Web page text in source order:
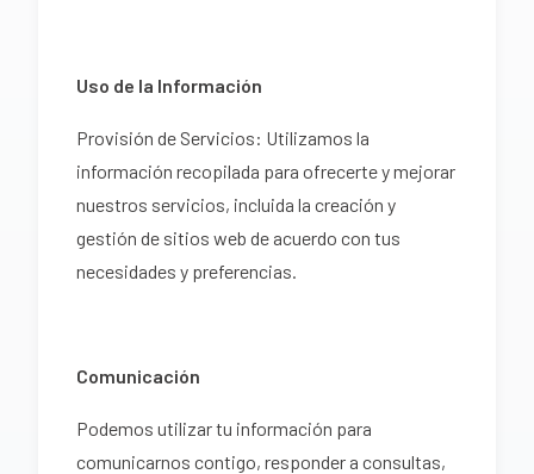
Uso de la Información
Provisión de Servicios: Utilizamos la
información recopilada para ofrecerte y mejorar
nuestros servicios, incluida la creación y
gestión de sitios web de acuerdo con tus
necesidades y preferencias.
Comunicación
Podemos utilizar tu información para
comunicarnos contigo, responder a consultas,